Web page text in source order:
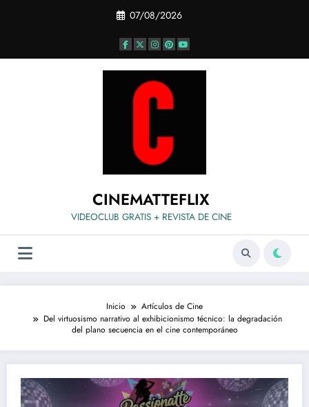
07/08/2026
CINEMATTEFLIX
VIDEOCLUB GRATIS + REVISTA DE CINE
Inicio
Artículos de Cine
Del virtuosismo narrativo al exhibicionismo técnico: la degradación
del plano secuencia en el cine contemporáneo